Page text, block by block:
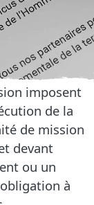
imposent
de la
de mission
devant
ou un
à